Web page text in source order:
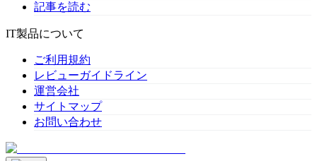
記事を読む
IT製品について
ご利用規約
レビューガイドライン
運営会社
サイトマップ
お問い合わせ